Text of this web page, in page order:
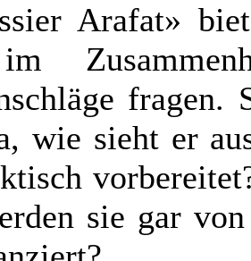
Arafat»
fragen.
wie sieht er
sie gar